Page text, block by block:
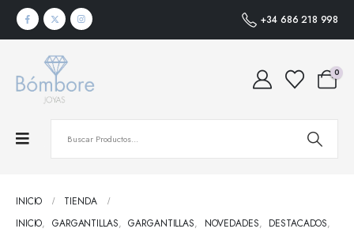
+34 686 218 998
0
INICIO
TIENDA
INICIO, GARGANTILLAS, GARGANTILLAS, NOVEDADES, DESTACADOS,